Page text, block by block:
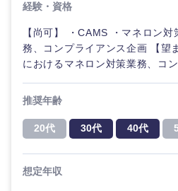
経験・資格
【尚可】 ・CAMS ・マネロン
務、コンプライアンス企画 【望
におけるマネロン対策業務、コ
推奨年齢
20代 30代 40代
想定年収